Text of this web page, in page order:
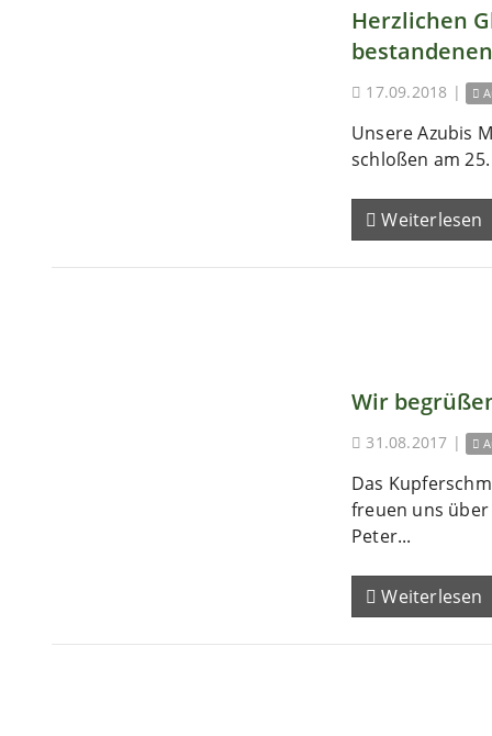
Herzlichen
17.09.2018 |
Unsere Azubis
schloßen am
Weiterlesen
Wir
31.08.2017 |
Das
freuen uns
Peter...
Weiterlesen